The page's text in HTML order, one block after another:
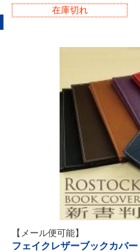
在庫切れ
【メール便可能】
フェイクレザーブックカバ